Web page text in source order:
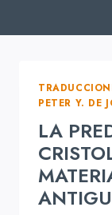
PETER Y. DE
LA